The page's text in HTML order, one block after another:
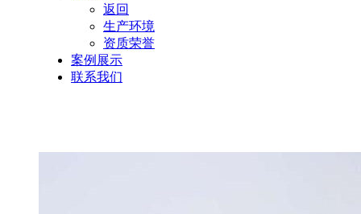
返回
生产环境
资质荣誉
案例展示
联系我们